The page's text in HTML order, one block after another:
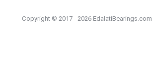
Copyright © 2017 - 2026 EdalatiBearings.com